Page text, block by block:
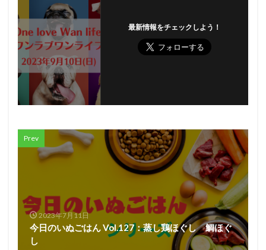
最新情報をチェックしよう！
Prev
2023年7月11日
今日のいぬごはん Vol.127：蒸し鶏ほぐし 鯛ほぐ
し